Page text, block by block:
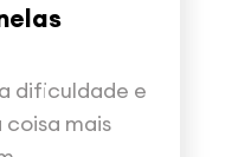
dificuldade e
mais